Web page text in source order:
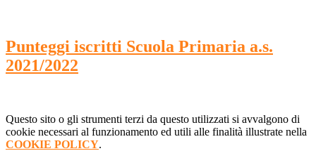
Punteggi iscritti Scuola Primaria a.s.
2021/2022
Questo sito o gli strumenti terzi da questo utilizzati si avvalgono di
cookie necessari al funzionamento ed utili alle finalità illustrate nella
COOKIE POLICY.